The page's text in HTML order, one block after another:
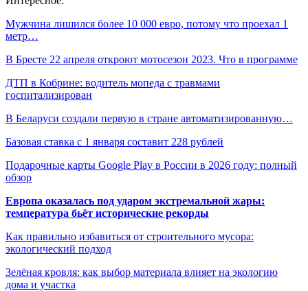
Мужчина лишился более 10 000 евро, потому что проехал 1
метр…
В Бресте 22 апреля откроют мотосезон 2023. Что в программе
ДТП в Кобрине: водитель мопеда с травмами
госпитализирован
В Беларуси создали первую в стране автоматизированную…
Базовая ставка с 1 января составит 228 рублей
Подарочные карты Google Play в России в 2026 году: полный
обзор
Европа оказалась под ударом экстремальной жары:
температура бьёт исторические рекорды
Как правильно избавиться от строительного мусора:
экологический подход
Зелёная кровля: как выбор материала влияет на экологию
дома и участка